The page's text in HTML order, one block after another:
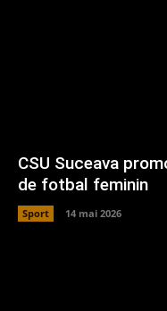
CSU Suceava
de fotbal feminin
Sport 14 mai 2026